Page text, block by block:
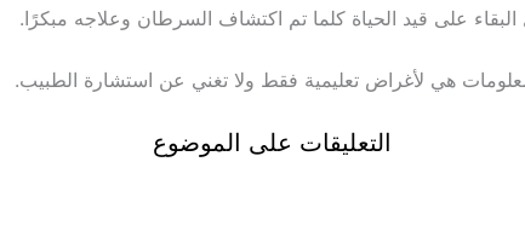
البقاء على قيد الحياة كلما تم اكتشاف السرطان وعلاجه مبكرًا.
هي لأغراض تعليمية فقط ولا تغني عن استشارة الطبيب.
التعليقات على الموضوع